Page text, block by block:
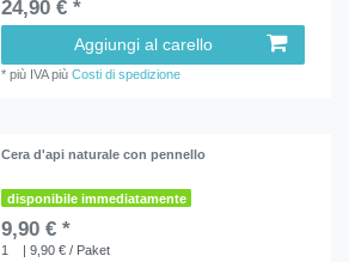
24,90 € *
Aggiungi al carello
*più IVApiùCosti di spedizione
Cera d'api naturale con pennello
disponibile immediatamente
9,90 € *
1 | 9,90 € / Paket